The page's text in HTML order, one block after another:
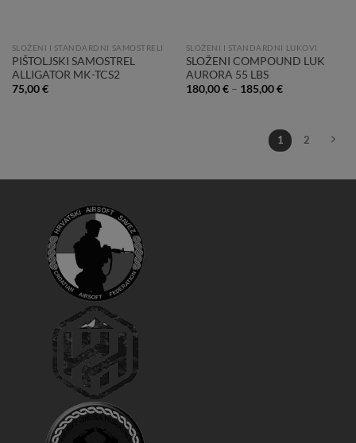
SLOŽENI I STANDARDNI SAMOSTRELI
PIŠTOLJSKI SAMOSTREL
ALLIGATOR MK-TCS2
75,00€
SLOŽENI I STANDARDNI LUKOVI
SLOŽENI COMPOUND LUK
AURORA 55 LBS
180,00€– 185,00€
1 2